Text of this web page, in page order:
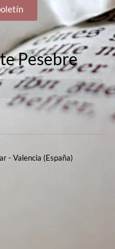
Pesebre
- Valencia (España)